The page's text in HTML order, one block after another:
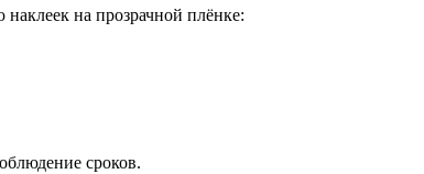
на прозрачной плёнке:
сроков.